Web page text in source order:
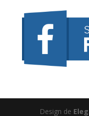
Design de